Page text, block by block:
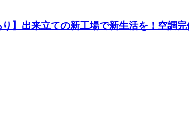
り】出来立ての新工場で新生活を！空調